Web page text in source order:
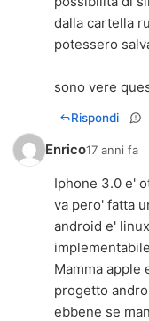
dalla cartella
potessero
sono vere
Rispondi
Enrico17 anni fa
Iphone 3.0 e'
va pero' fatta
android e'
Mamma
progetto
ebbene se